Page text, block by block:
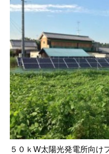
５０ｋW太陽光発電所向け